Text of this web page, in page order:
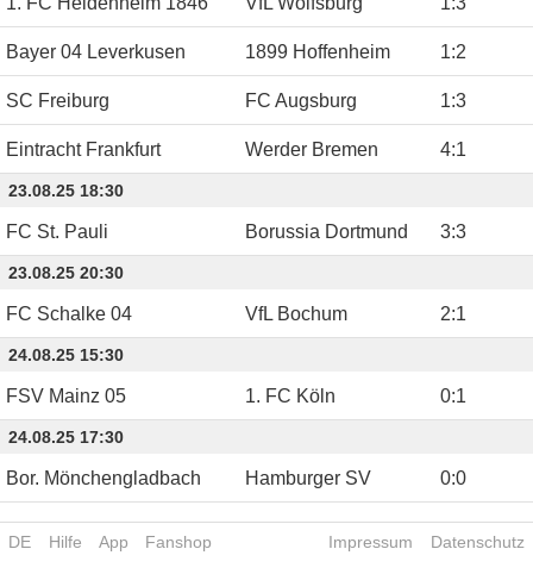
Bayer 04 Leverkusen 1899 Hoffenheim 1:2
SC Freiburg FC Augsburg 1:3
Eintracht Frankfurt Werder Bremen 4:1
23.08.25 18:30
FC St. Pauli Borussia Dortmund 3:3
23.08.25 20:30
FC Schalke 04 VfL Bochum 2:1
24.08.25 15:30
FSV Mainz 05 1. FC Köln 0:1
24.08.25 17:30
Bor. Mönchengladbach Hamburger SV 0:0
DE Hilfe App Fanshop Impressum Datenschutz